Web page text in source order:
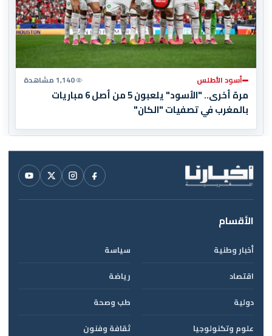
أسود الأطلس 1,140 مشاهدة
مرة أخرى.. "الأسود" يلعبون 5 من أصل 6 مباريات
بالمغرب في تصفيات "الكان"
الأقسام
أخبار وطنية
سياسة
اقتصاد
رياضة
دولية
طب وصحة
علوم وتكنولوجيا
ثقافة وفنون